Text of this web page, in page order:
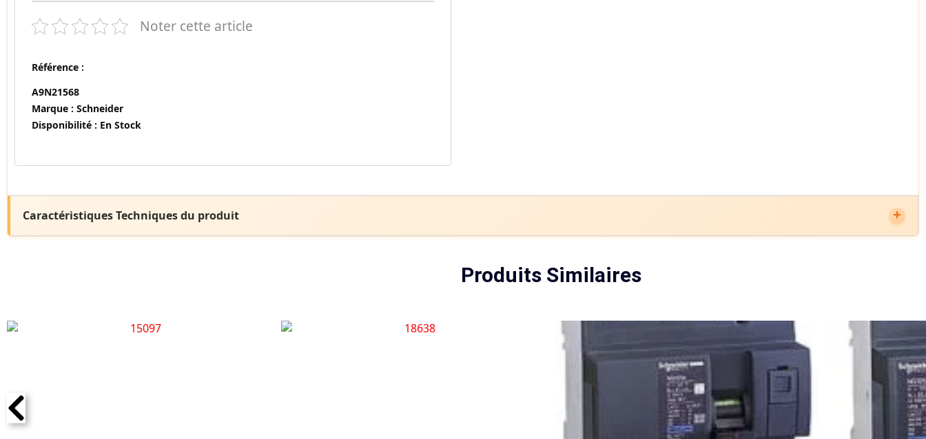
Noter cette article
Référence :
A9N21568
Marque : Schneider
Disponibilité : En Stock
Caractéristiques Techniques du produit
Produits Similaires